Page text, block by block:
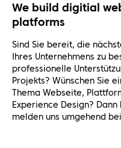
We build digitial
platforms
Sind Sie bereit, die
Ihres Unternehmens zu
professionelle
Projekts? Wünschen Sie
Thema Webseite,
Experience Design?
melden uns umgehend